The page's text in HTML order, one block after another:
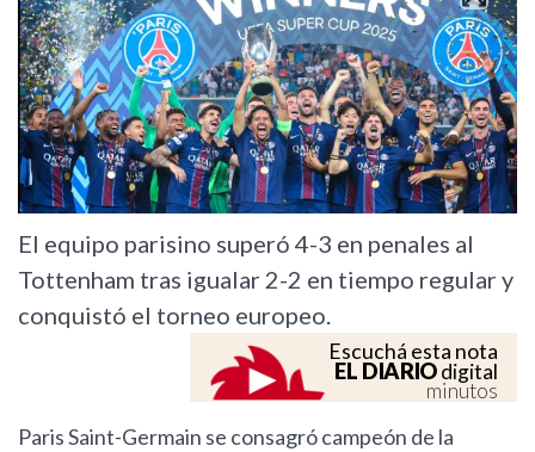
El equipo parisino superó 4-3 en penales al
Tottenham tras igualar 2-2 en tiempo regular y
conquistó el torneo europeo.
Escuchá esta nota
EL DIARIOdigital
minutos
Paris Saint-Germain se consagró campeón de la